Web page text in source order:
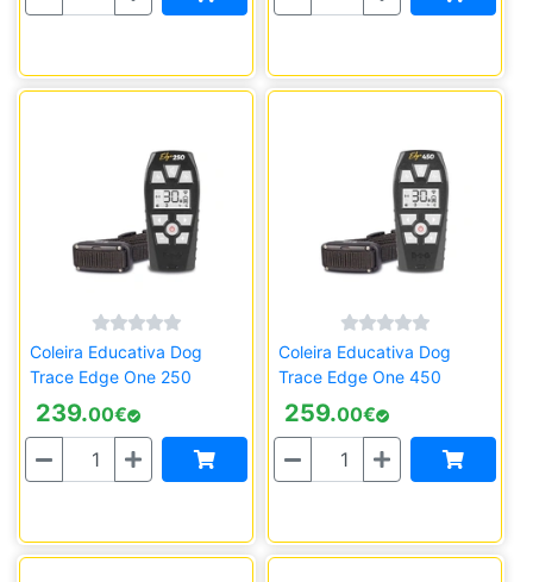
Coleira Educativa Dog
Trace Edge One 250
239.00€
Quantidade
Coleira Educativa Dog
Trace Edge One 450
259.00€
Quantidade